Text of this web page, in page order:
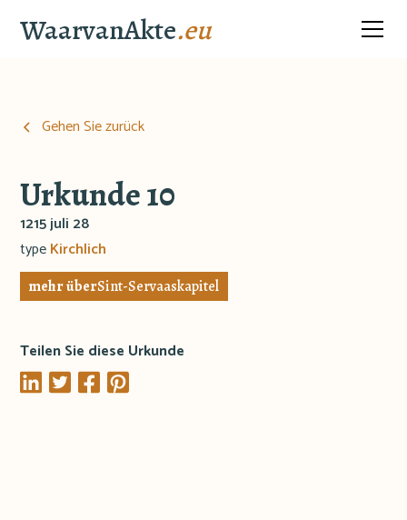
WaarvanAkte.eu
Gehen Sie zurück
Urkunde 10
1215 juli 28
typeKirchlich
mehr überSint-Servaaskapitel
Teilen Sie diese Urkunde